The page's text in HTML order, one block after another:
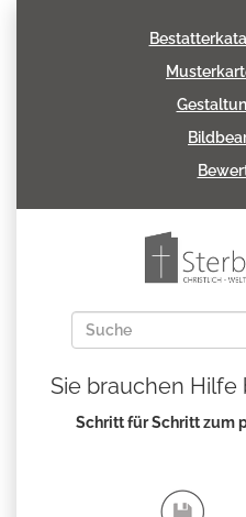
Sie brauchen Hilfe
Schritt für Schritt zum